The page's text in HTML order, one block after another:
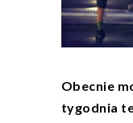
Obecnie
tygodnia